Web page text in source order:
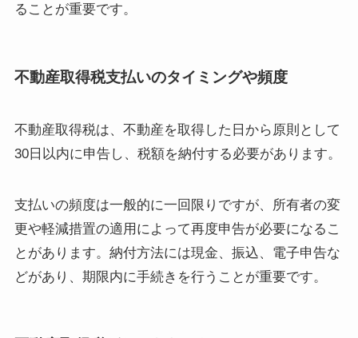
ることが重要です。
不動産取得税支払いのタイミングや頻度
不動産取得税は、不動産を取得した日から原則として
30日以内に申告し、税額を納付する必要があります。
支払いの頻度は一般的に一回限りですが、所有者の変
更や軽減措置の適用によって再度申告が必要になるこ
とがあります。納付方法には現金、振込、電子申告な
どがあり、期限内に手続きを行うことが重要です。